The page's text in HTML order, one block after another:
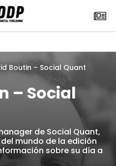
Boutin – Social Quant
– Social
de Social Quant,
mundo de la edición
sobre su día a